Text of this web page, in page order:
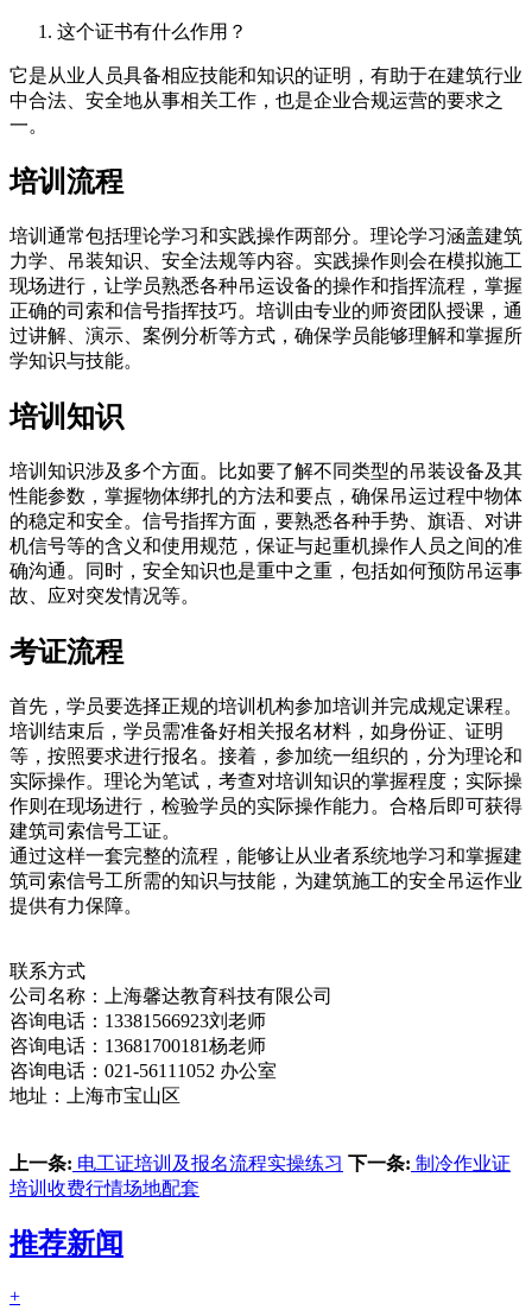
这个证书有什么作用？
它是从业人员具备相应技能和知识的证明，有助于在建筑行业
中合法、安全地从事相关工作，也是企业合规运营的要求之
一。
培训流程
培训通常包括理论学习和实践操作两部分。理论学习涵盖建筑
力学、吊装知识、安全法规等内容。实践操作则会在模拟施工
现场进行，让学员熟悉各种吊运设备的操作和指挥流程，掌握
正确的司索和信号指挥技巧。培训由专业的师资团队授课，通
过讲解、演示、案例分析等方式，确保学员能够理解和掌握所
学知识与技能。
培训知识
培训知识涉及多个方面。比如要了解不同类型的吊装设备及其
性能参数，掌握物体绑扎的方法和要点，确保吊运过程中物体
的稳定和安全。信号指挥方面，要熟悉各种手势、旗语、对讲
机信号等的含义和使用规范，保证与起重机操作人员之间的准
确沟通。同时，安全知识也是重中之重，包括如何预防吊运事
故、应对突发情况等。
考证流程
首先，学员要选择正规的培训机构参加培训并完成规定课程。
培训结束后，学员需准备好相关报名材料，如身份证、证明
等，按照要求进行报名。接着，参加统一组织的，分为理论和
实际操作。理论为笔试，考查对培训知识的掌握程度；实际操
作则在现场进行，检验学员的实际操作能力。合格后即可获得
建筑司索信号工证。
通过这样一套完整的流程，能够让从业者系统地学习和掌握建
筑司索信号工所需的知识与技能，为建筑施工的安全吊运作业
提供有力保障。
联系方式
公司名称：上海馨达教育科技有限公司
咨询电话：13381566923刘老师
咨询电话：13681700181杨老师
咨询电话：021-56111052 办公室
地址：上海市宝山区
上一条: 电工证培训及报名流程实操练习 下一条: 制冷作业证
培训收费行情场地配套
推荐新闻
+